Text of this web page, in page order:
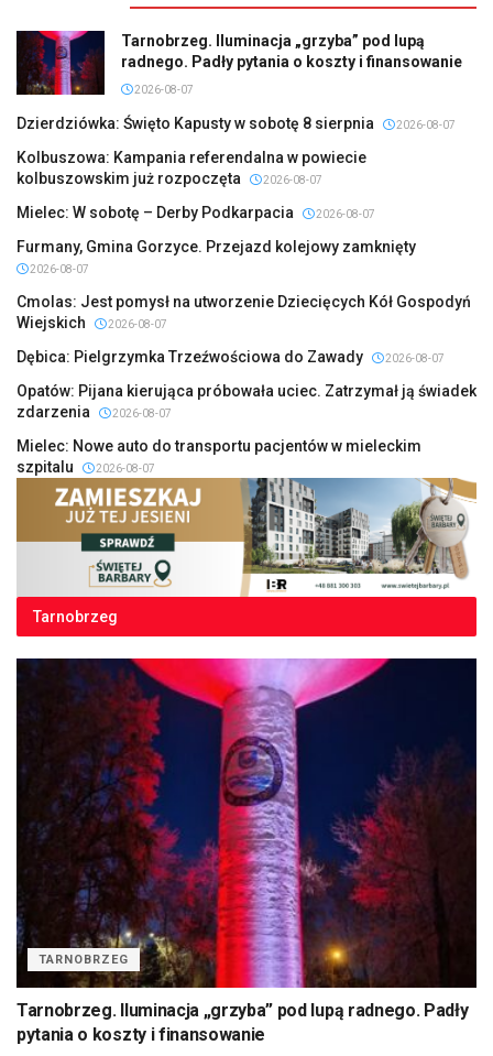
Tarnobrzeg. Iluminacja „grzyba” pod lupą
radnego. Padły pytania o koszty i finansowanie
2026-08-07
Dzierdziówka: Święto Kapusty w sobotę 8 sierpnia 2026-08-07
Kolbuszowa: Kampania referendalna w powiecie
kolbuszowskim już rozpoczęta
2026-08-07
Mielec: W sobotę – Derby Podkarpacia 2026-08-07
Furmany, Gmina Gorzyce. Przejazd kolejowy zamknięty
2026-08-07
Cmolas: Jest pomysł na utworzenie Dziecięcych Kół Gospodyń
Wiejskich
2026-08-07
Dębica: Pielgrzymka Trzeźwościowa do Zawady 2026-08-07
Opatów: Pijana kierująca próbowała uciec. Zatrzymał ją świadek
zdarzenia
2026-08-07
Mielec: Nowe auto do transportu pacjentów w mieleckim
szpitalu
2026-08-07
Tarnobrzeg
TARNOBRZEG
Tarnobrzeg. Iluminacja „grzyba” pod lupą radnego. Padły
pytania o koszty i finansowanie